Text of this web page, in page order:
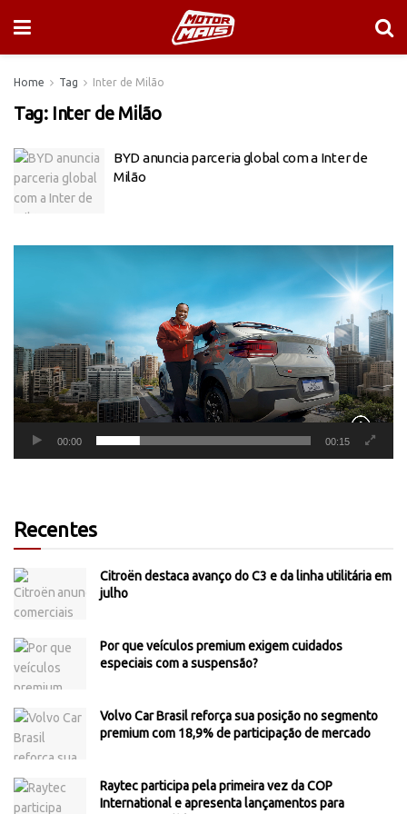
Home Tag Inter de Milão
Tag: Inter de Milão
BYD anuncia parceria global com a Inter de
Milão
00:00 00:15
Recentes
Citroën destaca avanço do C3 e da linha utilitária em
julho
Por que veículos premium exigem cuidados
especiais com a suspensão?
Volvo Car Brasil reforça sua posição no segmento
premium com 18,9% de participação de mercado
Raytec participa pela primeira vez da COP
International e apresenta lançamentos para